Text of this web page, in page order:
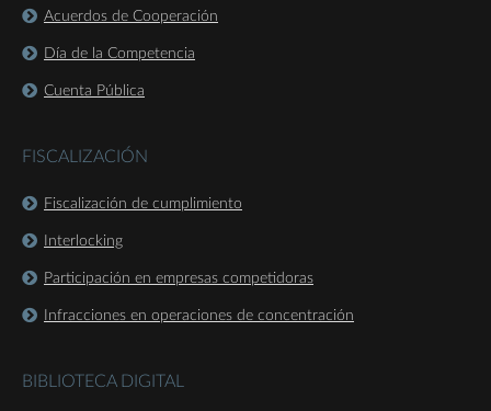
Acuerdos de Cooperación
Día de la Competencia
Cuenta Pública
FISCALIZACIÓN
Fiscalización de cumplimiento
Interlocking
Participación en empresas competidoras
Infracciones en operaciones de concentración
BIBLIOTECA DIGITAL